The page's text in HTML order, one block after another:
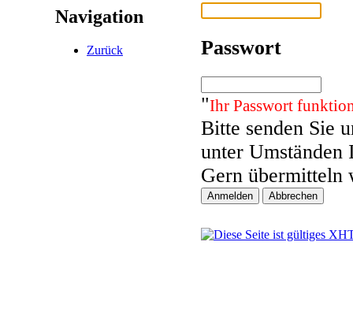
Navigation
Zurück Passwort
"Ihr Passwort
Bitte senden Sie
unter Umständen
Gern übermitteln